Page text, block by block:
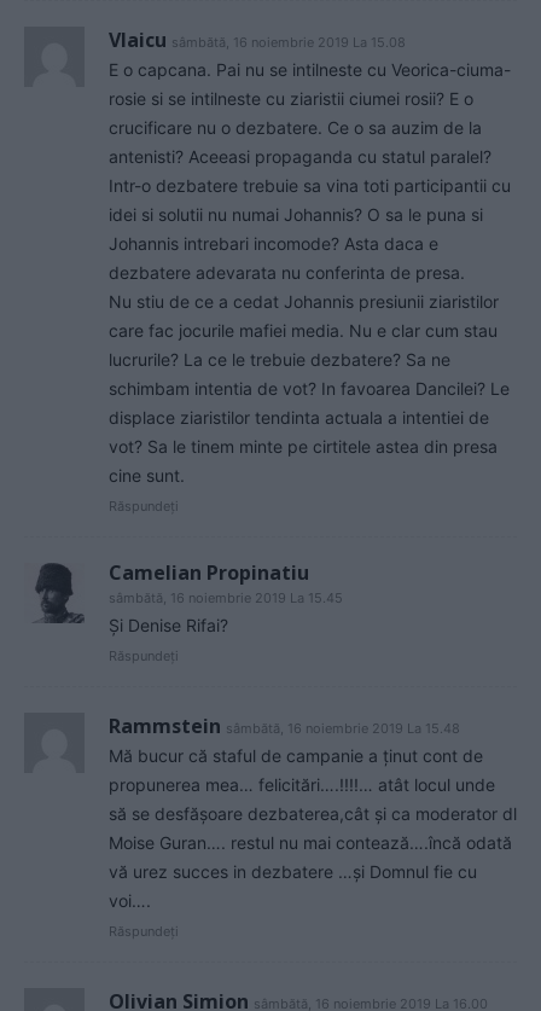
Vlaicu sâmbătă, 16 noiembrie 2019 La 15.08
E o capcana. Pai nu se intilneste cu Veorica-ciuma-
rosie si se intilneste cu ziaristii ciumei rosii? E o
crucificare nu o dezbatere. Ce o sa auzim de la
antenisti? Aceeasi propaganda cu statul paralel?
Intr-o dezbatere trebuie sa vina toti participantii cu
idei si solutii nu numai Johannis? O sa le puna si
Johannis intrebari incomode? Asta daca e
dezbatere adevarata nu conferinta de presa.
Nu stiu de ce a cedat Johannis presiunii ziaristilor
care fac jocurile mafiei media. Nu e clar cum stau
lucrurile? La ce le trebuie dezbatere? Sa ne
schimbam intentia de vot? In favoarea Dancilei? Le
displace ziaristilor tendinta actuala a intentiei de
vot? Sa le tinem minte pe cirtitele astea din presa
cine sunt.
Răspundeți
Camelian Propinatiu
sâmbătă, 16 noiembrie 2019 La 15.45
Şi Denise Rifai?
Răspundeți
Rammstein sâmbătă, 16 noiembrie 2019 La 15.48
Mă bucur că staful de campanie a ținut cont de
propunerea mea… felicitări….!!!!… atât locul unde
să se desfășoare dezbaterea,cât și ca moderator dl
Moise Guran…. restul nu mai contează….încă odată
vă urez succes in dezbatere …și Domnul fie cu
voi….
Răspundeți
Olivian Simion sâmbătă, 16 noiembrie 2019 La 16.00